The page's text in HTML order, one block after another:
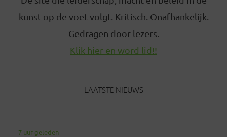
kunst op de voet volgt. Kritisch. Onafhankelijk.
Gedragen door lezers.
Klik hier en word lid!!
LAATSTE NIEUWS
7 uur geleden